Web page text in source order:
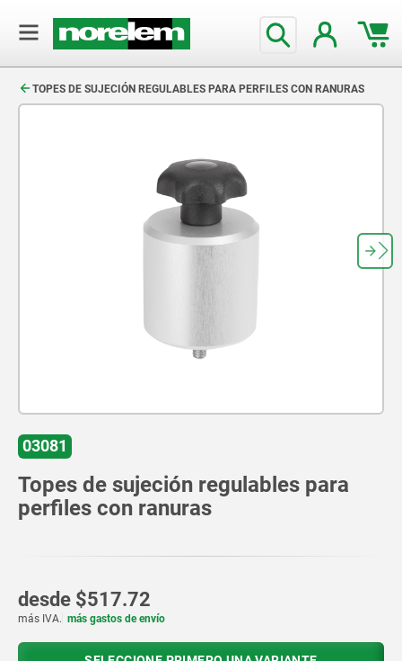
TOPES DE SUJECIÓN REGULABLES PARA PERFILES CON RANURAS
03081
Topes de sujeción regulables para
perfiles con ranuras
desde $517.72
más IVA. más gastos de envío